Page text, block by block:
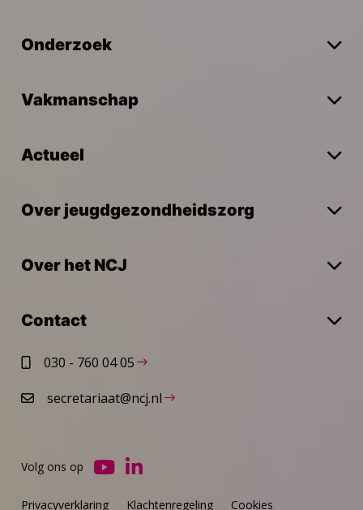
Onderzoek
Vakmanschap
Actueel
Over jeugdgezondheidszorg
Over het NCJ
Contact
030 - 760 04 05
secretariaat@ncj.nl
Privacyverklaring Klachtenregeling Cookies
Volg ons op
Ga
Ga